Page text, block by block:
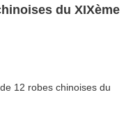
du XIXème